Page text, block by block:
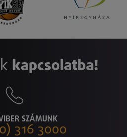
kapcsolatba!
SZÁMUNK
316 3000